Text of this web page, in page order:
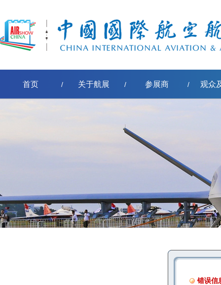
首页 / 关于航展 / 参展商 / 观众
[err:数据源标签'pe-取得节点名称'模板转换
错误信